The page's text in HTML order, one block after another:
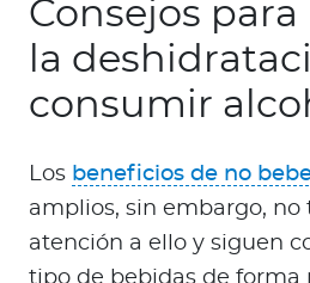
Consejos
la
consumir
Los beneficios de no
amplios, sin embargo, no
atención a ello y siguen
tipo de bebidas de forma